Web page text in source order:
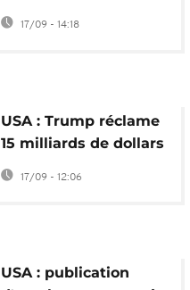
pas à l'affaire Epstein
17/09 - 14:18
USA : Trump réclame
15 milliards de dollars
au New York Times
pour diffamation
17/09 - 12:06
USA : publication